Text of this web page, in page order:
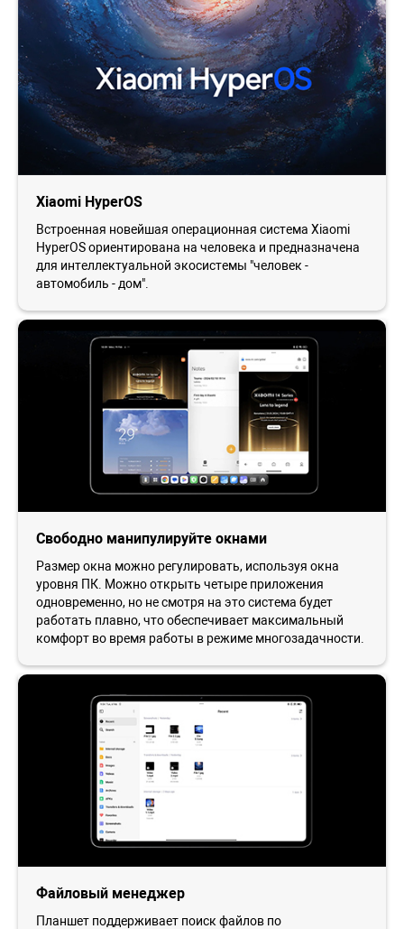
Xiaomi HyperOS
Встроенная новейшая операционная система Xiaomi
HyperOS ориентирована на человека и предназначена
для интеллектуальной экосистемы "человек -
автомобиль - дом".
Свободно манипулируйте окнами
Размер окна можно регулировать, используя окна
уровня ПК. Можно открыть четыре приложения
одновременно, но не смотря на это система будет
работать плавно, что обеспечивает максимальный
комфорт во время работы в режиме многозадачности.
Файловый менеджер
Планшет поддерживает поиск файлов по